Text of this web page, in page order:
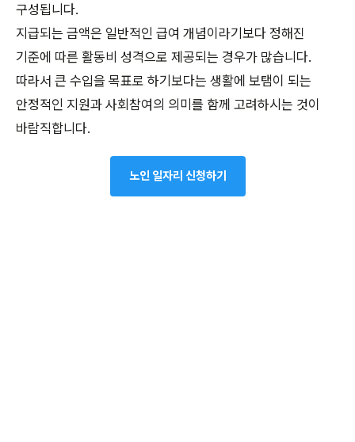
구성됩니다.
지급되는 금액은 일반적인 급여 개념이라기보다 정해진
기준에 따른 활동비 성격으로 제공되는 경우가 많습니다.
따라서 큰 수입을 목표로 하기보다는 생활에 보탬이 되는
안정적인 지원과 사회참여의 의미를 함께 고려하시는 것이
바람직합니다.
노인 일자리 신청하기